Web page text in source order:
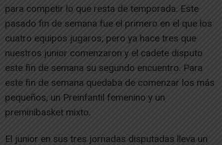
para competir lo que resta de temporada. Este
pasado fin de semana fue el primero en el que los
cuatro equipos jugaros, pero ya hace tres que
nuestros junior comenzaron y el cadete disputo
este fin de semana su segundo encuentro. Para
este fin de semana quedaba de comenzar los más
pequeños, un Preinfantil femenino y un
preminibasket mixto.
El junior en sus tres jornadas disputadas lleva un